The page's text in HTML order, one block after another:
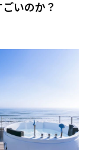
いのか？